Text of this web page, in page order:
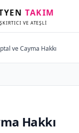
TAKIM
VE ATEŞLİ
ve Cayma Hakkı
Hakkı